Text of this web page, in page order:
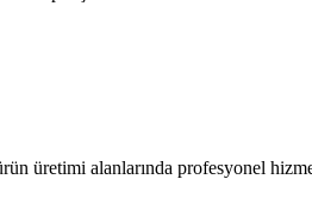
üretimi alanlarında profesyonel